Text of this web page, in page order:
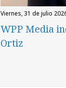
viernes, 31 de julio
WPP Media
Ortiz